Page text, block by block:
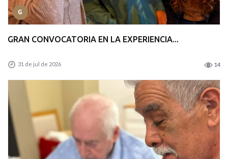
G
GRAN CONVOCATORIA EN LA EXPERIENCIA...
31 de jul de 2026 14